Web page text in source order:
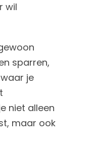
wil
sparren,
je
niet alleen
maar ook